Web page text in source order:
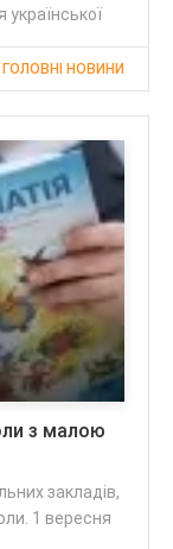
української
НОВИНИ
з малою
закладів,
1 вересня